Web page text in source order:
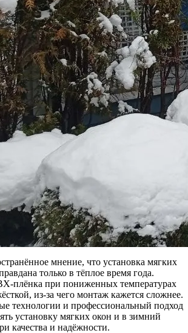
мнение, что установка мягких
только в тёплое время года.
плёнка при пониженных температурах
из-за чего монтаж кажется сложнее.
технологии и профессиональный подход
установку мягких окон и в зимний
качества и надёжности.